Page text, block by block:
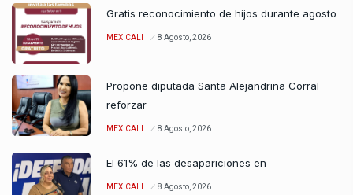
Gratis reconocimiento de hijos durante agosto
MEXICALI 8 Agosto, 2026
Propone diputada Santa Alejandrina Corral
reforzar
MEXICALI 8 Agosto, 2026
El 61% de las desapariciones en
MEXICALI 8 Agosto, 2026